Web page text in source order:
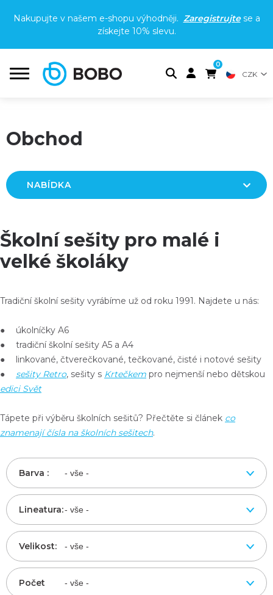
Nakupujte v našem e-shopu výhodněji. Zaregistrujtese a
získejte 10% slevu.
0
CZK
Obchod
NABÍDKA
Školní sešity pro malé i
velké školáky
Tradiční školní sešity vyrábíme už od roku 1991. Najdete u nás:
● úkolníčky A6
● tradiční školní sešity A5 a A4
● linkované, čtverečkované, tečkované, čisté i notové sešity
● sešity Retro, sešity s Krtečkem pro nejmenší nebo dětskou
edici Svět
Tápete při výběru školních sešitů? Přečtěte si článek co
znamenají čísla na školních sešitech.
Barva :
Lineatura:
Velikost:
Počet